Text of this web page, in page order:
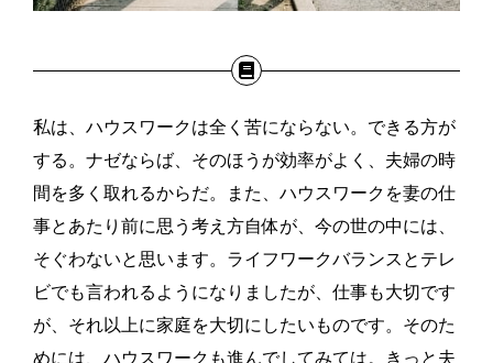
私は、ハウスワークは全く苦にならない。できる方が
する。ナゼならば、そのほうが効率がよく、夫婦の時
間を多く取れるからだ。また、ハウスワークを妻の仕
事とあたり前に思う考え方自体が、今の世の中には、
そぐわないと思います。ライフワークバランスとテレ
ビでも言われるようになりましたが、仕事も大切です
が、それ以上に家庭を大切にしたいものです。そのた
めには、ハウスワークも進んでしてみては。きっと夫